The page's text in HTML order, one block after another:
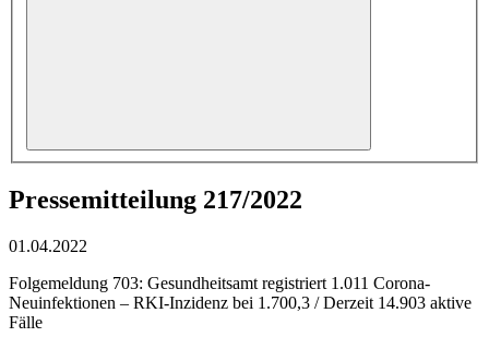
Pressemitteilung 217/2022
01.04.2022
Folgemeldung 703: Gesundheitsamt registriert 1.011 Corona-
Neuinfektionen – RKI-Inzidenz bei 1.700,3 / Derzeit 14.903 aktive
Fälle